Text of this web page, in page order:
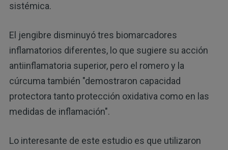
sistémica.
El jengibre disminuyó tres biomarcadores
inflamatorios diferentes, lo que sugiere su acción
antiinflamatoria superior, pero el romero y la
cúrcuma también "demostraron capacidad
protectora tanto protección oxidativa como en las
medidas de inflamación".
Lo interesante de este estudio es que utilizaron